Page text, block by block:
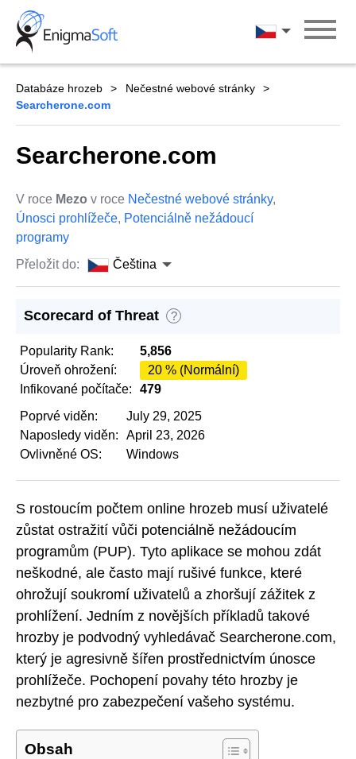
Skip
content
Čeština
Databáze hrozeb
Nečestné webové stránky
Searcherone.com
Searcherone.com
V roce Mezo v roce Nečestné webové stránky,
Únosci prohlížeče, Potenciálně nežádoucí
programy
Přeložit do:
Čeština
Scorecard of Threat ?
Popularity Rank:
5,856
Úroveň ohrožení:
20 % (Normální)
Infikované počítače:
479
Poprvé viděn:
July 29, 2025
Naposledy viděn:
April 23, 2026
Ovlivněné OS:
Windows
S rostoucím počtem online hrozeb musí uživatelé
zůstat ostražití vůči potenciálně nežádoucím
programům (PUP). Tyto aplikace se mohou zdát
neškodné, ale často mají rušivé funkce, které
ohrožují soukromí uživatelů a zhoršují zážitek z
prohlížení. Jedním z novějších příkladů takové
hrozby je podvodný vyhledávač Searcherone.com,
který je agresivně šířen prostřednictvím únosce
prohlížeče. Pochopení povahy této hrozby je
nezbytné pro zabezpečení vašeho systému.
Obsah